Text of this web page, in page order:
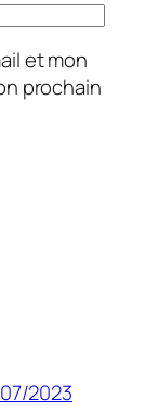
et mon
prochain
2023